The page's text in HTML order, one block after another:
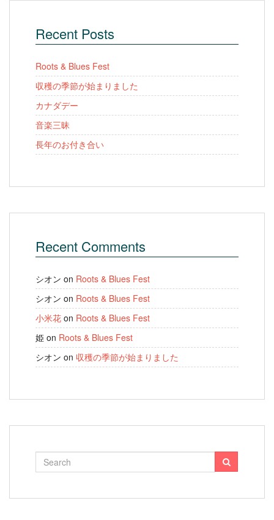
Recent Posts
Roots & Blues Fest
収穫の季節が始まりました
カナダデー
音楽三昧
長年のお付き合い
Recent Comments
シオン on Roots & Blues Fest
シオン on Roots & Blues Fest
小米花 on Roots & Blues Fest
姫 on Roots & Blues Fest
シオン on 収穫の季節が始まりました